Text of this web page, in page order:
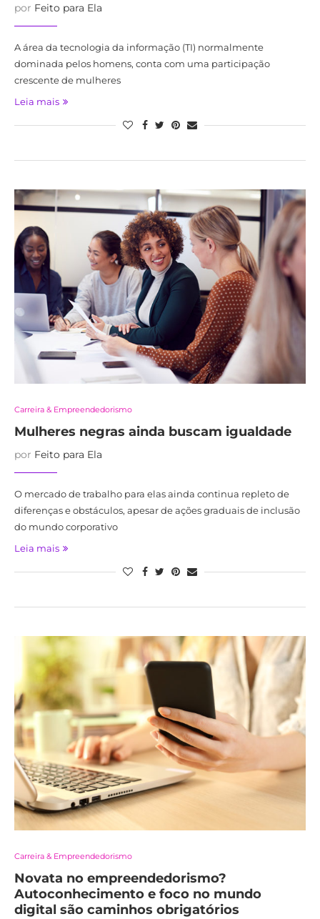
por Feito para Ela
A área da tecnologia da informação (TI) normalmente
dominada pelos homens, conta com uma participação
crescente de mulheres
Leia mais
Carreira & Empreendedorismo
Mulheres negras ainda buscam igualdade
por Feito para Ela
O mercado de trabalho para elas ainda continua repleto de
diferenças e obstáculos, apesar de ações graduais de inclusão
do mundo corporativo
Leia mais
Carreira & Empreendedorismo
Novata no empreendedorismo?
Autoconhecimento e foco no mundo
digital são caminhos obrigatórios